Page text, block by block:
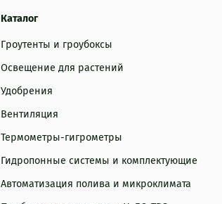
Каталог
Гроутенты и гроубоксы
Освещение для растений
Удобрения
Вентиляция
Термометры-гигрометры
Гидропонные системы и комплектующие
Автоматизация полива и микроклимата